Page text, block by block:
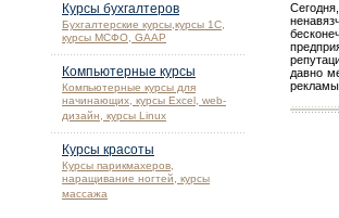
Курсы бухгалтеров
Бухгалтерские курсы,курсы 1С,
курсы МСФО, GAAP
Компьютерные курсы
Компьютерные курсы для
начинающих, курсы Excel, web-
дизайн, курсы Linux
Курсы красоты
Курсы парикмахеров,
наращивание ногтей, курсы
массажа
давно